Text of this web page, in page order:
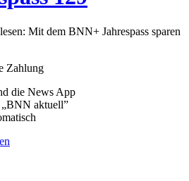
Mit dem BNN+ Jahrespass sparen
Zahlung
die News App
aktuell”